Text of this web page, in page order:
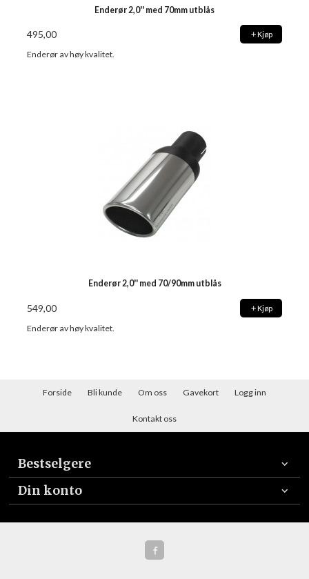
Enderør 2,0'' med 70mm utblås
495,00 Kjøp
Enderør av høy kvalitet.
Enderør 2,0'' med 70/90mm utblås
549,00 Kjøp
Enderør av høy kvalitet.
Forside Bli kunde Om oss Gavekort Logg inn
Kontakt oss
Bestselgere
Din konto